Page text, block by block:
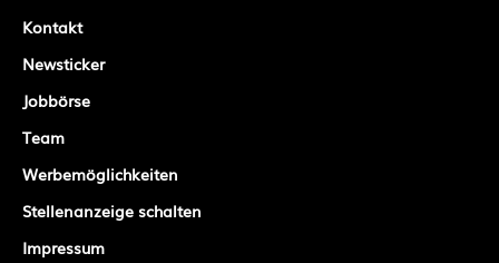
Kontakt
Newsticker
Jobbörse
Team
Werbemöglichkeiten
Stellenanzeige schalten
Impressum